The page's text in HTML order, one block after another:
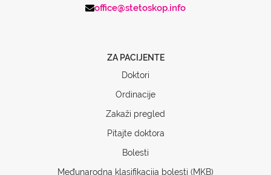
office@stetoskop.info
ZA PACIJENTE
Doktori
Ordinacije
Zakaži pregled
Pitajte doktora
Bolesti
Međunarodna klasifikacija bolesti (MKB)